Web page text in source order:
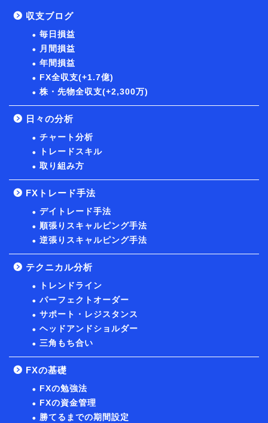
収支ブログ
毎日損益
月間損益
年間損益
FX全収支(+1.7億)
株・先物全収支(+2,300万)
日々の分析
チャート分析
トレードスキル
取り組み方
FXトレード手法
デイトレード手法
順張りスキャルピング手法
逆張りスキャルピング手法
テクニカル分析
トレンドライン
パーフェクトオーダー
サポート・レジスタンス
ヘッドアンドショルダー
三角もち合い
FXの基礎
FXの勉強法
FXの資金管理
勝てるまでの期間設定